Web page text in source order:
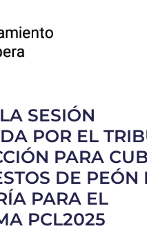
SESIÓN
POR EL
PARA
DE PEÓN
PARA EL
PCL2025